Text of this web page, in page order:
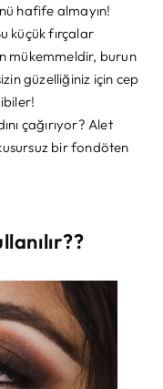
hafife almayın!
küçük fırçalar
mükemmeldir, burun
güzelliğiniz için cep
çağırıyor? Alet
bir fondöten